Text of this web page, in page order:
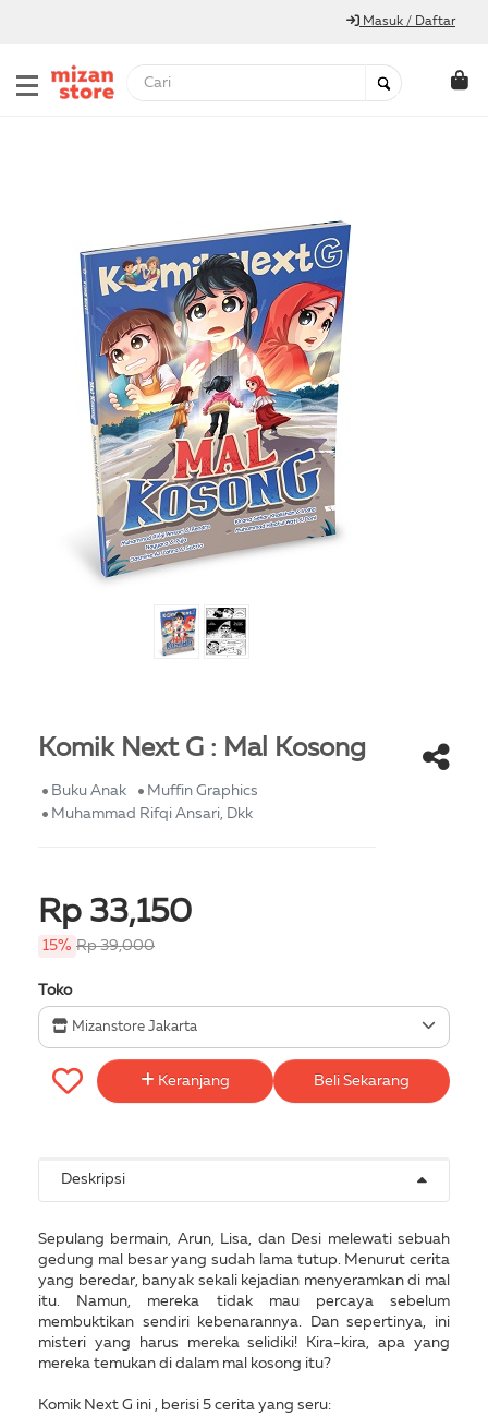
Masuk / Daftar
Komik Next G : Mal Kosong
Buku Anak
Muffin Graphics
Muhammad Rifqi Ansari, Dkk
Rp 33,150
15% Rp 39,000
Toko
Mizanstore Jakarta
Keranjang Beli Sekarang
Deskripsi
Sepulang bermain, Arun, Lisa, dan Desi melewati sebuah
gedung mal besar yang sudah lama tutup. Menurut cerita
yang beredar, banyak sekali kejadian menyeramkan di mal
itu. Namun, mereka tidak mau percaya sebelum
membuktikan sendiri kebenarannya. Dan sepertinya, ini
misteri yang harus mereka selidiki! Kira-kira, apa yang
mereka temukan di dalam mal kosong itu?
Komik Next G ini , berisi 5 cerita yang seru: